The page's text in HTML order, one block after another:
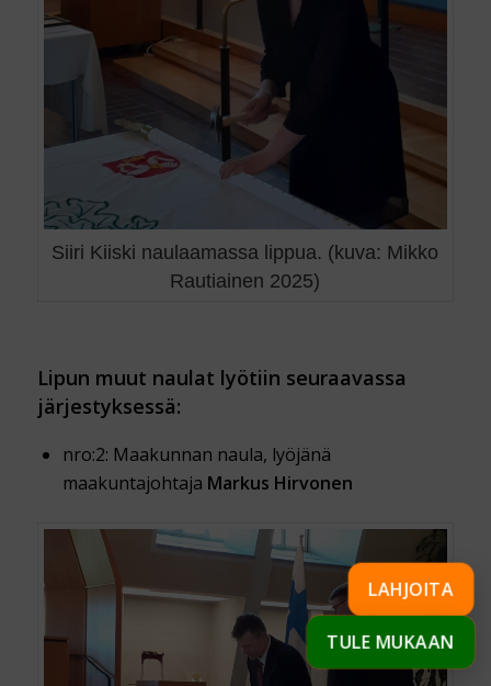
Siiri Kiiski naulaamassa lippua. (kuva: Mikko
Rautiainen 2025)
Lipun muut naulat lyötiin seuraavassa
järjestyksessä:
nro:2: Maakunnan naula, lyöjänä
maakuntajohtaja Markus Hirvonen
LAHJOITA
TULE MUKAAN